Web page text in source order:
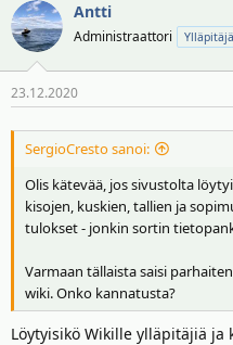
Antti
Administraattori Ylläpitäjä
23.12.2020
SergioCresto sanoi:
Olis kätevää, jos sivustolta
kisojen, kuskien, tallien ja
tulokset - jonkin sortin
Varmaan tällaista saisi
wiki. Onko kannatusta?
Löytyisikö Wikille ylläpitäjiä ja